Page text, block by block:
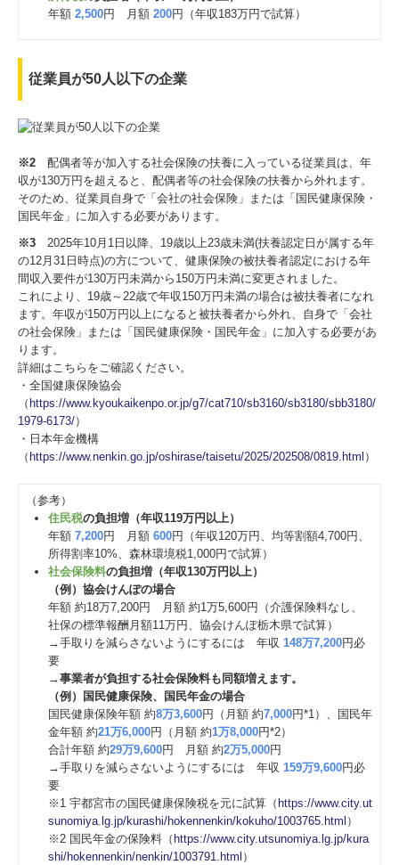
年額 2,500円 月額 200円（年収183万円で試算）
従業員が50人以下の企業
※2 配偶者等が加入する社会保険の扶養に入っている従業員は、年
収が130万円を超えると、配偶者等の社会保険の扶養から外れます。
そのため、従業員自身で「会社の社会保険」または「国民健康保険・
国民年金」に加入する必要があります。
※3 2025年10月1日以降、19歳以上23歳未満(扶養認定日が属する年
の12月31日時点)の方について、健康保険の被扶養者認定における年
間収入要件が130万円未満から150万円未満に変更されました。
これにより、19歳～22歳で年収150万円未満の場合は被扶養者になれ
ます。年収が150万円以上になると被扶養者から外れ、自身で「会社
の社会保険」または「国民健康保険・国民年金」に加入する必要があ
ります。
詳細はこちらをご確認ください。
・全国健康保険協会
（ https://www.kyoukaikenpo.or.jp/g7/cat710/sb3160/sb3180/sbb3180/
1979-6173/）
・日本年金機構
（ https://www.nenkin.go.jp/oshirase/taisetu/2025/202508/0819.html ）
（参考）
住民税の負担増（年収119万円以上）
年額 7,200円 月額 600円（年収120万円、均等割額4,700円、
所得割率10%、森林環境税1,000円で試算）
社会保険料の負担増（年収130万円以上）
（例）協会けんぽの場合
年額 約18万7,200円 月額 約1万5,600円（介護保険料なし、
社保の標準報酬月額11万円、協会けんぽ栃木県で試算）
→手取りを減らさないようにするには 年収 148万7,200円必
要
→事業者が負担する社会保険料も同額増えます。
（例）国民健康保険、国民年金の場合
国民健康保険年額 約8万3,600円（月額 約7,000円*1）、国民年
金年額 約21万6,000円（月額 約1万8,000円*2）
合計年額 約29万9,600円 月額 約2万5,000円
→手取りを減らさないようにするには 年収 159万9,600円必
要
※1 宇都宮市の国民健康保険税を元に試算（ https://www.city.ut
sunomiya.lg.jp/kurashi/hokennenkin/kokuho/1003765.html ）
※2 国民年金の保険料（ https://www.city.utsunomiya.lg.jp/kura
shi/hokennenkin/nenkin/1003791.html ）